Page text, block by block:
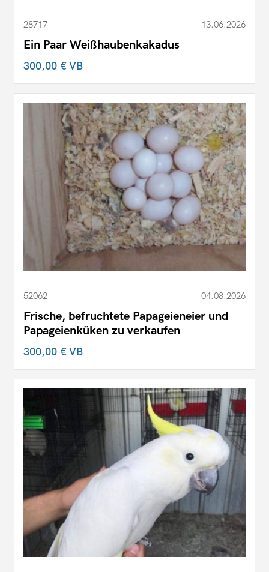
28717 13.06.2026
Ein Paar Weißhaubenkakadus
300,00 €VB
52062 04.08.2026
Frische, befruchtete Papageieneier und
Papageienküken zu verkaufen
300,00 €VB